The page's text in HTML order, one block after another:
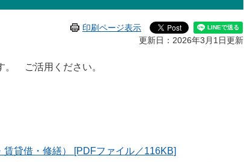
印刷ページ表示
更新日：2026年3月1日更新
。 ご活用ください。
賃貸借・修繕） [PDFファイル／116KB]